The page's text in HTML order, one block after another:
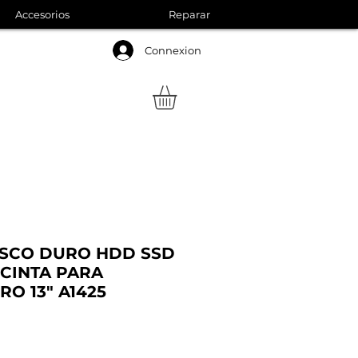
Connexion
Accesorios Reparar
DURO HDD SSD
PARA
13" A1425